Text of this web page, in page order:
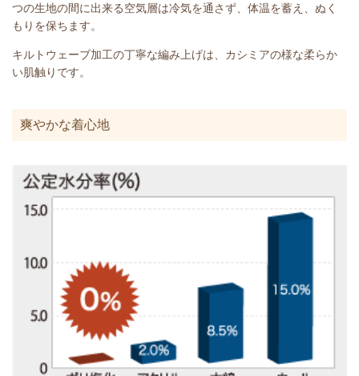
つの生地の間に出来る空気層は冷気を通さず、体温を蓄え、ぬく
もりを保ちます。
キルトウェーブ加工の丁寧な編み上げは、カシミアの様な柔らか
い肌触りです。
爽やかな着心地